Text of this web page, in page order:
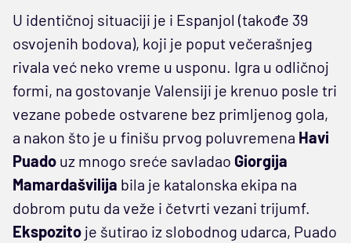
U identičnoj situaciji je i Espanjol (takođe 39
osvojenih bodova), koji je poput večerašnjeg
rivala već neko vreme u usponu. Igra u odličnoj
formi, na gostovanje Valensiji je krenuo posle tri
vezane pobede ostvarene bez primljenog gola,
a nakon što je u finišu prvog poluvremena Havi
Puado uz mnogo sreće savladao Giorgija
Mamardašvilija bila je katalonska ekipa na
dobrom putu da veže i četvrti vezani trijumf.
Ekspozito je šutirao iz slobodnog udarca, Puado